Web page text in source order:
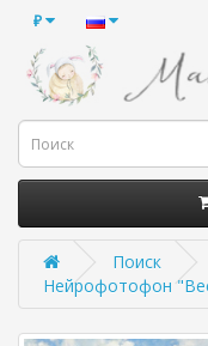
₽
Поиск
Нейрофотофон